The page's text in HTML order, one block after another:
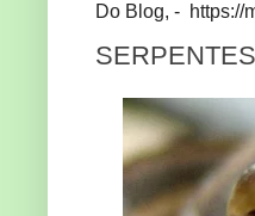
Do Blog, - https://
SERPENTES